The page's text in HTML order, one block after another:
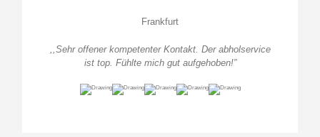
Frankfurt
,,Sehr offener kompetenter Kontakt. Der abholservice
ist top. Fühlte mich gut aufgehoben!”